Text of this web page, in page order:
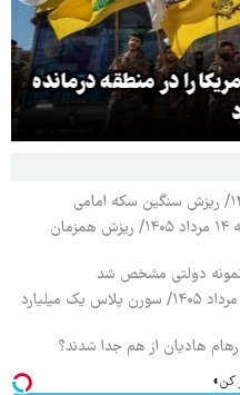
را در منطقه درمانده
قیمت محصولات ایران خودرو چهارشنبه ۱۴ مرداد ۱۴۰۵/ ریزش همزمان
نمونه دولتی مشخص شد
قیمت محصولات ایران خودرو شنبه ۱۰ مرداد ۱۴۰۵/ سورن پلاس یک میلیارد
رهام هادیان از هم جدا شدند؟
کن◖